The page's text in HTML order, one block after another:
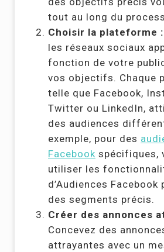
tout au long du
Choisir la plateforme :
les réseaux sociaux
fonction de votre
vos objectifs. Chaque
telle que Facebook,
Twitter ou LinkedIn,
des audiences
exemple, pour des
Facebook spécifiques,
utiliser les
d’Audiences Facebook
des segments précis.
Créer des annonces
Concevez des
attrayantes avec un